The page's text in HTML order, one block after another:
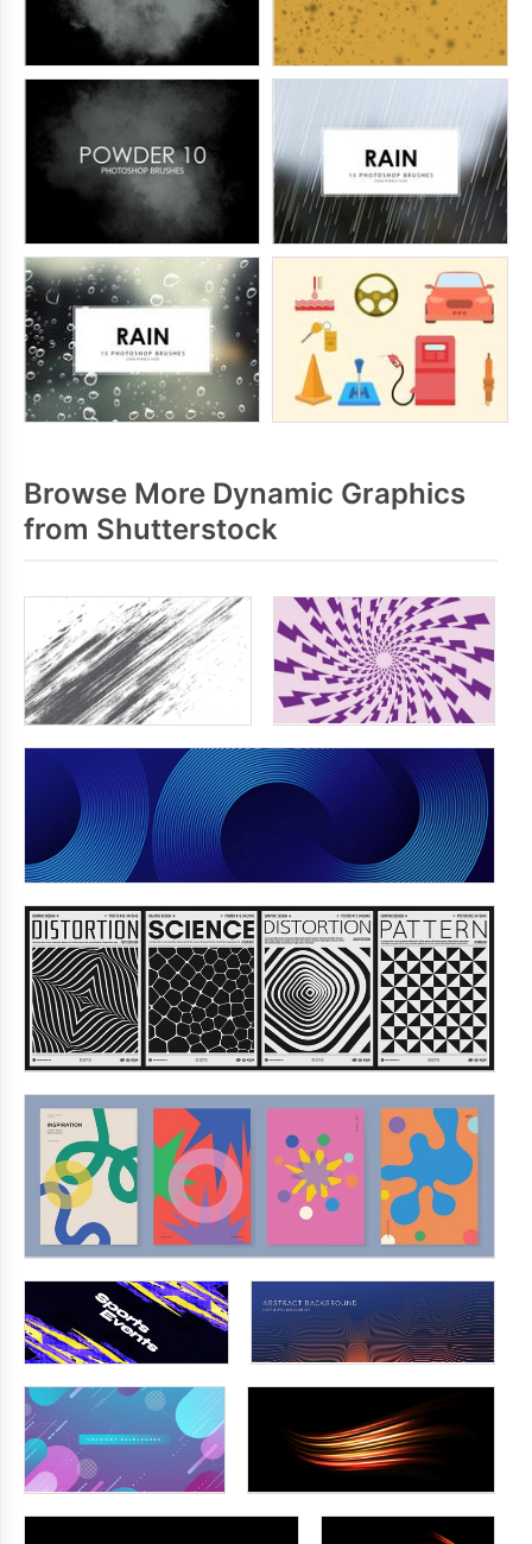
Browse More Dynamic Graphics
from Shutterstock